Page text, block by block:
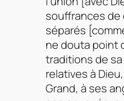
souffrances
séparés
ne douta point
traditions de
relatives à
Grand, à ses